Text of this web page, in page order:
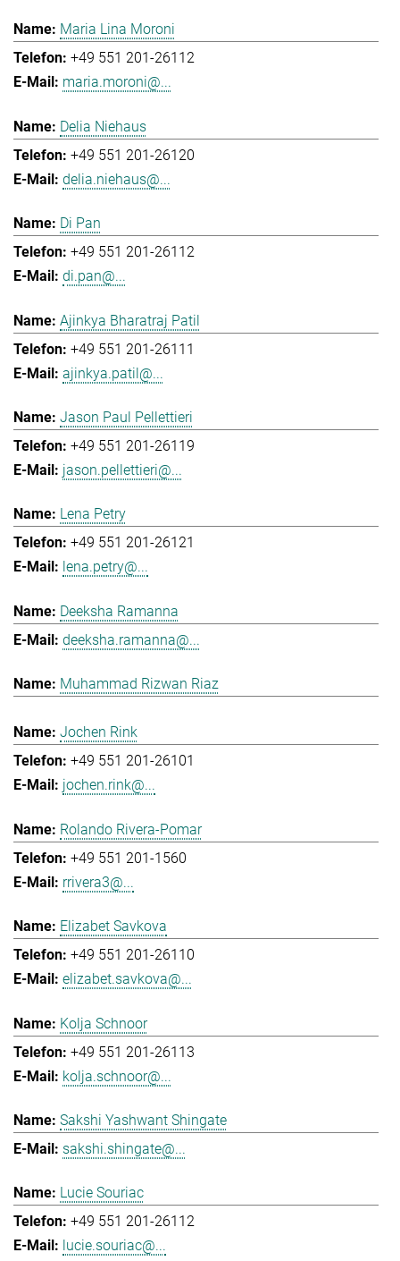
Maria Lina Moroni
+49 551 201-26112
maria.moroni@...
Delia Niehaus
+49 551 201-26120
delia.niehaus@...
Di Pan
+49 551 201-26112
di.pan@...
Ajinkya Bharatraj Patil
+49 551 201-26111
ajinkya.patil@...
Jason Paul Pellettieri
+49 551 201-26119
jason.pellettieri@...
Lena Petry
+49 551 201-26121
lena.petry@...
Deeksha Ramanna
deeksha.ramanna@...
Muhammad Rizwan Riaz
Jochen Rink
+49 551 201-26101
jochen.rink@...
Rolando Rivera-Pomar
+49 551 201-1560
rrivera3@...
Elizabet Savkova
+49 551 201-26110
elizabet.savkova@...
Kolja Schnoor
+49 551 201-26113
kolja.schnoor@...
Sakshi Yashwant Shingate
sakshi.shingate@...
Lucie Souriac
+49 551 201-26112
lucie.souriac@...